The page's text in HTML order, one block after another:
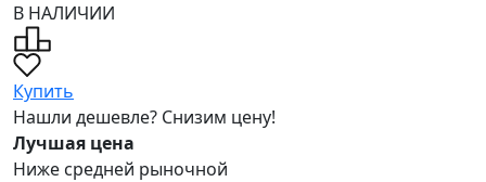
В НАЛИЧИИ
Купить
Нашли дешевле? Снизим цену!
Лучшая цена
Ниже средней рыночной